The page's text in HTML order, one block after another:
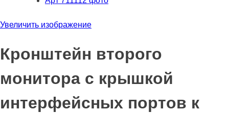
Увеличить изображение
Кронштейн второго
монитора с крышкой
интерфейсных портов к